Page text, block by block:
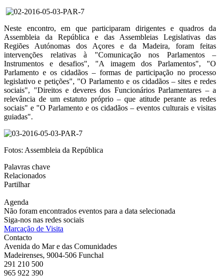
Neste encontro, em que participaram dirigentes e quadros da
Assembleia da República e das Assembleias Legislativas das
Regiões Autónomas dos Açores e da Madeira, foram feitas
intervenções relativas à "Comunicação nos Parlamentos –
Instrumentos e desafios", "A imagem dos Parlamentos", "O
Parlamento e os cidadãos – formas de participação no processo
legislativo e petições", "O Parlamento e os cidadãos – sites e redes
sociais", "Direitos e deveres dos Funcionários Parlamentares – a
relevância de um estatuto próprio – que atitude perante as redes
sociais" e "O Parlamento e os cidadãos – eventos culturais e visitas
guiadas".
Fotos: Assembleia da República
Palavras chave
Relacionados
Partilhar
Agenda
Não foram encontrados eventos para a data selecionada
Siga-nos nas redes sociais
Marcação de Visita
Contacto
Avenida do Mar e das Comunidades
Madeirenses, 9004-506 Funchal
291 210 500
965 922 390